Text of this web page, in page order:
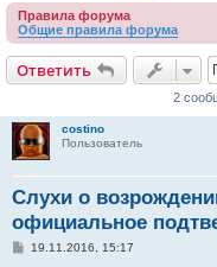
Правила форума
Общие правила форума
Ответить
Ответить
2
costino
Пользователь
Слухи о
официальное
С19.11.2016, 15:17